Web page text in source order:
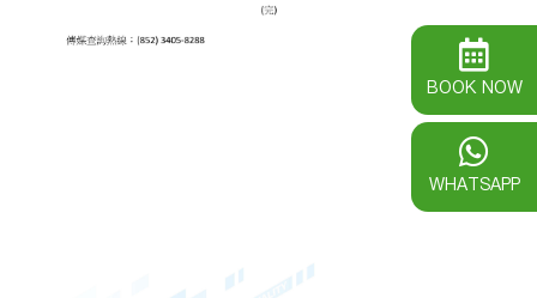
BOOK NOW
WHATSAPP